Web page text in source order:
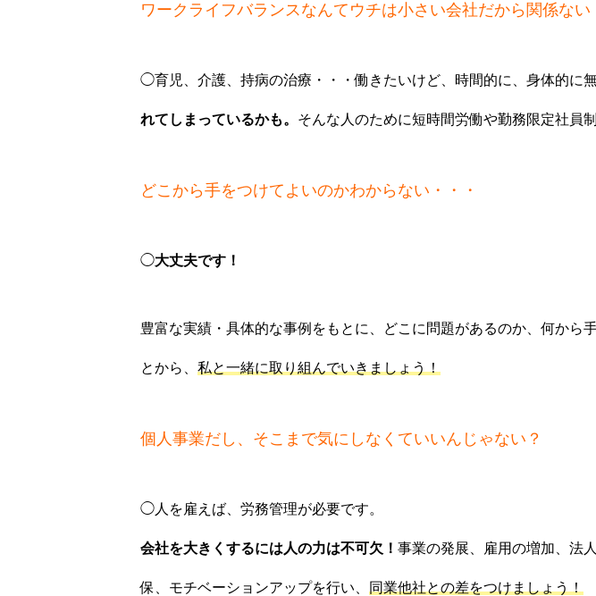
ワークライフバランスなんてウチは小さい会社だから関係ない
◯育児、介護、持病の治療・・・働きたいけど、時間的に、身体的に無
れてしまっているかも。 そんな人のために短時間労働や勤務限定社員
どこから手をつけてよいのかわからない・・・
◯大丈夫です！
豊富な実績・具体的な事例をもとに、どこに問題があるのか、何から
とから、 私と一緒に取り組んでいきましょう！
個人事業だし、そこまで気にしなくていいんじゃない？
◯人を雇えば、労務管理が必要です。
会社を大きくするには人の力は不可欠！ 事業の発展、雇用の増加、法
保、モチベーションアップを行い、 同業他社との差をつけましょう！